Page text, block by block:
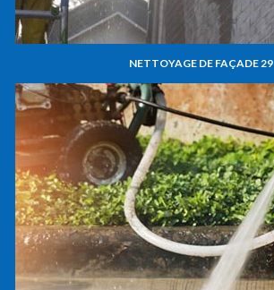
NETTOYAGE DE FAÇADE 29